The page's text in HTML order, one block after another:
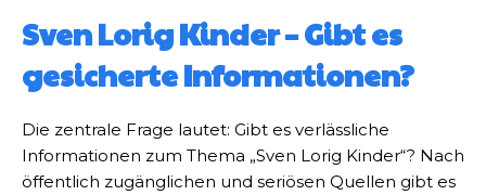
Sven Lorig Kinder – Gibt es
gesicherte Informationen?
Die zentrale Frage lautet: Gibt es verlässliche
Informationen zum Thema „Sven Lorig Kinder“? Nach
öffentlich zugänglichen und seriösen Quellen gibt es